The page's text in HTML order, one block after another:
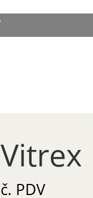
PDV